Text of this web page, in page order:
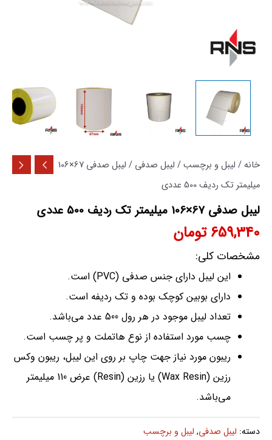
خانه / لیبل و برچسب/ لیبل صدفی
/ لیبل صدفی 67×106
میلیمتر تک ردیف 500 عددی
لیبل صدفی 67×106 میلیمتر تک ردیف 500 عددی
659,340 تومان
مشخصات کلی:
این لیبل دارای جنس صدفی (PVC) است.
دارای بوبین کوچک بوده و تک ردیفه است.
تعداد لیبل موجود در هر رول 500 عدد می‌باشد.
چسب مورد استفاده از نوع هاتملت و پر چسب است.
ریبون مورد نیاز جهت چاپ بر روی این لیبل، ریبون وکس
رزین (Wax Resin) یا رزین (Resin) عرض 110 میلیمتر
می‌باشد.
دسته: لیبل صدفی, لیبل و برچسب